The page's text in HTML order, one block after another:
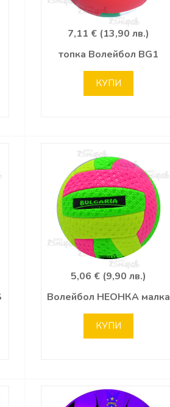
7,11 € (13,90 лв.)
топка Волейбол BG1
КУПИ
5,06 € (9,90 лв.)
Волейбол НЕОНКА малка
КУПИ